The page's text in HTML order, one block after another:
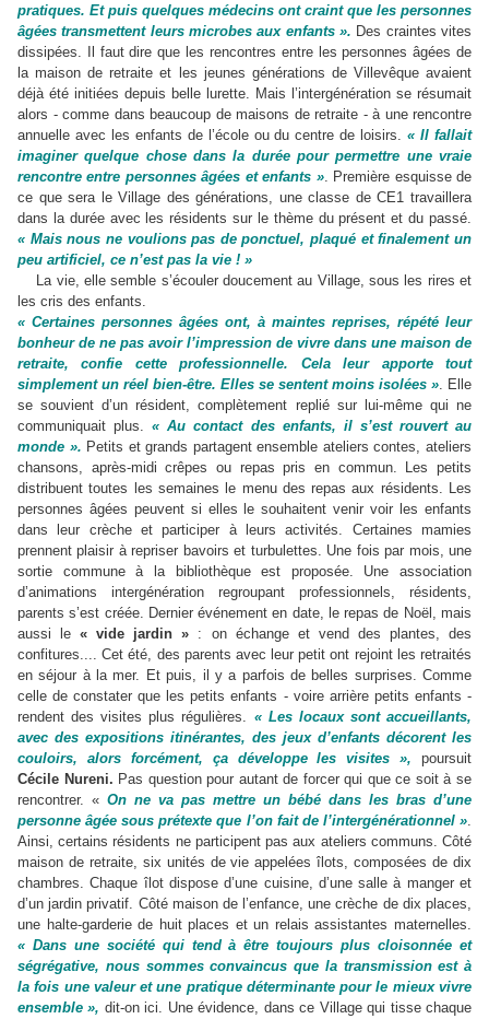
pratiques. Et puis quelques médecins ont craint que les personnes
âgées transmettent leurs microbes aux enfants ». Des craintes vites
dissipées. Il faut dire que les rencontres entre les personnes âgées de
la maison de retraite et les jeunes générations de Villevêque avaient
déjà été initiées depuis belle lurette. Mais l’intergénération se résumait
alors - comme dans beaucoup de maisons de retraite - à une rencontre
annuelle avec les enfants de l’école ou du centre de loisirs.« Il fallait
imaginer quelque chose dans la durée pour permettre une vraie
rencontre entre personnes âgées et enfants ». Première esquisse de
ce que sera le Village des générations, une classe de CE1 travaillera
dans la durée avec les résidents sur le thème du présent et du passé.
« Mais nous ne voulions pas de ponctuel, plaqué et finalement un
peu artificiel, ce n’est pas la vie ! »
La vie, elle semble s’écouler doucement au Village, sous les rires et
les cris des enfants.
« Certaines personnes âgées ont, à maintes reprises, répété leur
bonheur de ne pas avoir l’impression de vivre dans une maison de
retraite, confie cette professionnelle. Cela leur apporte tout
simplement un réel bien-être. Elles se sentent moins isolées ». Elle
se souvient d’un résident, complètement replié sur lui-même qui ne
communiquait plus.« Au contact des enfants, il s’est rouvert au
monde ». Petits et grands partagent ensemble ateliers contes, ateliers
chansons, après-midi crêpes ou repas pris en commun. Les petits
distribuent toutes les semaines le menu des repas aux résidents. Les
personnes âgées peuvent si elles le souhaitent venir voir les enfants
dans leur crèche et participer à leurs activités. Certaines mamies
prennent plaisir à repriser bavoirs et turbulettes. Une fois par mois, une
sortie commune à la bibliothèque est proposée. Une association
d’animations intergénération regroupant professionnels, résidents,
parents s’est créée. Dernier événement en date, le repas de Noël, mais
aussi le« vide jardin » : on échange et vend des plantes, des
confitures.... Cet été, des parents avec leur petit ont rejoint les retraités
en séjour à la mer. Et puis, il y a parfois de belles surprises. Comme
celle de constater que les petits enfants - voire arrière petits enfants -
rendent des visites plus régulières. « Les locaux sontaccueillants,
avec des expositions itinérantes, des jeux d’enfants décorent les
couloirs, alors forcément, ça développe les visites », poursuit
Cécile Nureni. Pas question pour autant de forcer qui que ce soit à se
rencontrer. « On ne va pas mettre un bébé dans les bras d’une
personne âgée sous prétexte que l’on fait de l’intergénérationnel ».
Ainsi, certains résidents ne participent pas aux ateliers communs. Côté
maison de retraite, six unités de vie appelées îlots, composées de dix
chambres. Chaque îlot dispose d’une cuisine, d’une salle à manger et
d’un jardin privatif. Côté maison de l’enfance, une crèche de dix places,
une halte-garderie de huit places et un relais assistantes maternelles.
« Dans une société qui tend à être toujours plus cloisonnée et
ségrégative, nous sommes convaincus que la transmission est à
la fois une valeur et une pratique déterminante pour le mieux vivre
ensemble », dit-on ici. Une évidence, dans ce Village qui tisse chaque